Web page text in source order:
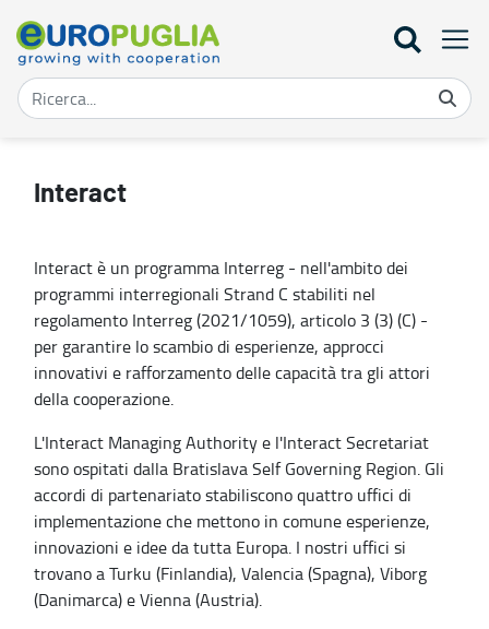
Interact
Interact è un programma Interreg - nell'ambito dei
programmi interregionali Strand C stabiliti nel
regolamento Interreg (2021/1059), articolo 3 (3) (C) -
per garantire lo scambio di esperienze, approcci
innovativi e rafforzamento delle capacità tra gli attori
della cooperazione.
L'Interact Managing Authority e l'Interact Secretariat
sono ospitati dalla Bratislava Self Governing Region. Gli
accordi di partenariato stabiliscono quattro uffici di
implementazione che mettono in comune esperienze,
innovazioni e idee da tutta Europa. I nostri uffici si
trovano a Turku (Finlandia), Valencia (Spagna), Viborg
(Danimarca) e Vienna (Austria).